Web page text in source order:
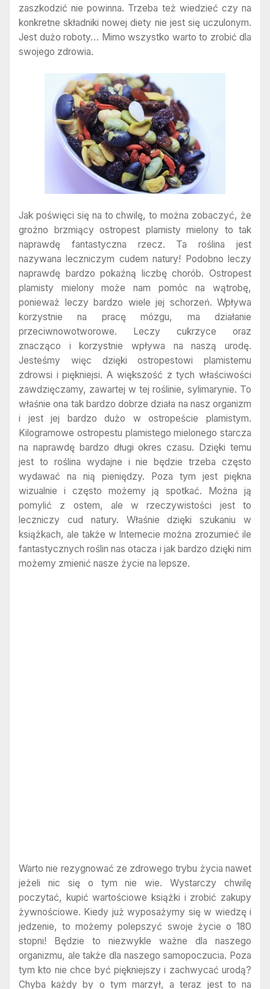
zaszkodzić nie powinna. Trzeba też wiedzieć czy na
konkretne składniki nowej diety nie jest się uczulonym.
Jest dużo roboty… Mimo wszystko warto to zrobić dla
swojego zdrowia.
Jak poświęci się na to chwilę, to można zobaczyć, że
groźno brzmiący ostropest plamisty mielony to tak
naprawdę fantastyczna rzecz. Ta roślina jest
nazywana leczniczym cudem natury! Podobno leczy
naprawdę bardzo pokaźną liczbę chorób. Ostropest
plamisty mielony może nam pomóc na wątrobę,
ponieważ leczy bardzo wiele jej schorzeń. Wpływa
korzystnie na pracę mózgu, ma działanie
przeciwnowotworowe. Leczy cukrzyce oraz
znacząco i korzystnie wpływa na naszą urodę.
Jesteśmy więc dzięki ostropestowi plamistemu
zdrowsi i piękniejsi. A większość z tych właściwości
zawdzięczamy, zawartej w tej roślinie, sylimarynie. To
właśnie ona tak bardzo dobrze działa na nasz organizm
i jest jej bardzo dużo w ostropeście plamistym.
Kilogramowe ostropestu plamistego mielonego starcza
na naprawdę bardzo długi okres czasu. Dzięki temu
jest to roślina wydajne i nie będzie trzeba często
wydawać na nią pieniędzy. Poza tym jest piękna
wizualnie i często możemy ją spotkać. Można ją
pomylić z ostem, ale w rzeczywistości jest to
leczniczy cud natury. Właśnie dzięki szukaniu w
książkach, ale także w Internecie można zrozumieć ile
fantastycznych roślin nas otacza i jak bardzo dzięki nim
możemy zmienić nasze życie na lepsze.
Warto nie rezygnować ze zdrowego trybu życia nawet
jeżeli nic się o tym nie wie. Wystarczy chwilę
poczytać, kupić wartościowe książki i zrobić zakupy
żywnościowe. Kiedy już wyposażymy się w wiedzę i
jedzenie, to możemy polepszyć swoje życie o 180
stopni! Będzie to niezwykle ważne dla naszego
organizmu, ale także dla naszego samopoczucia. Poza
tym kto nie chce być piękniejszy i zachwycać urodą?
Chyba każdy by o tym marzył, a teraz jest to na